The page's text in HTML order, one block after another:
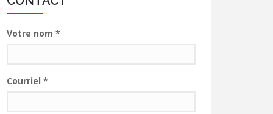
Votre nom *
Courriel *